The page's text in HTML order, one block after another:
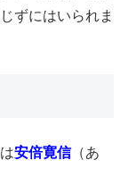
ずにはいられま
安倍寛信（あ